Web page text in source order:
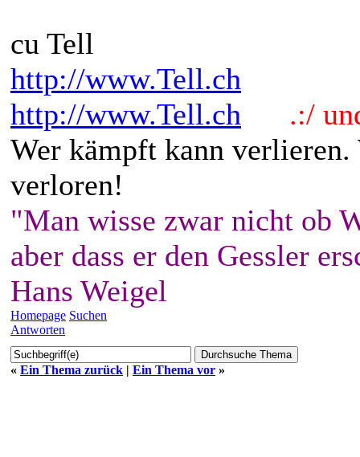
cu Tell
http://www.Tell.ch
http://www.Tell.ch
.:/
Wer kämpft kann
verloren!
"Man wisse zwar nicht ob
aber dass er den Gessler
Hans Weigel
Homepage Suchen
Antworten
« Ein Thema zurück | Ein Thema vor »